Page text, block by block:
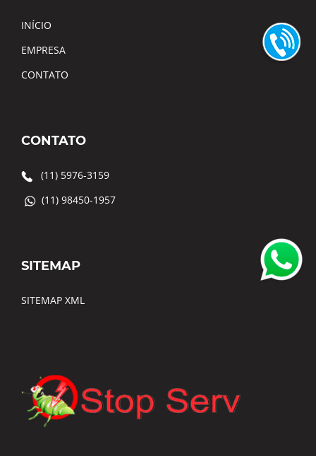
INÍCIO
EMPRESA
CONTATO
CONTATO
(11) 5976-3159
(11) 98450-1957
SITEMAP
SITEMAP XML